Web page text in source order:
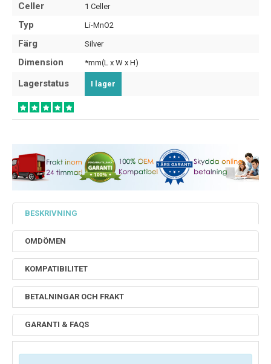
Celler 1 Celler
Typ Li-MnO2
Färg Silver
Dimension *mm(L x W x H)
Lagerstatus I lager
BESKRIVNING
OMDÖMEN
KOMPATIBILITET
BETALNINGAR OCH FRAKT
GARANTI & FAQS